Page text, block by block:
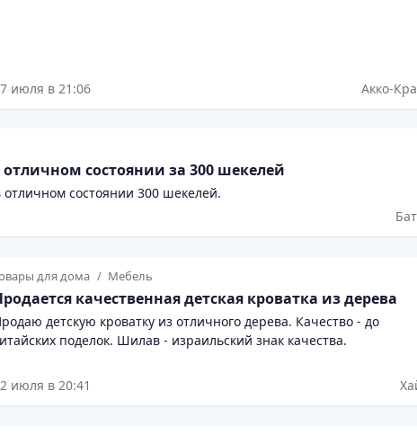
июля в 21:06 Акко-
состоянии за 300 шекелей
состоянии 300 шекелей.
для дома Мебель
качественная детская кроватка из дерева
детскую кроватку из отличного дерева. Качество - до
поделок. Шилав - израильский знак качества.
июля в 20:41